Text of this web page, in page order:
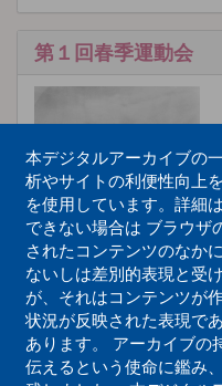
第１回春季運動会
厚木教会 一食リレ
本デジタルアーカイブの
析やサイトの利便性向上
を使用しています。詳細
できない場合は ブラウザ
されたコンテンツのなか
ないしは差別的表現と受
が、それはコンテンツが
状況が反映された表現で
あります。 アーカイブの
伝えるという使命に鑑み